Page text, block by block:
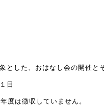
とした、おはなし会の開催と
日
度は徴収していません。